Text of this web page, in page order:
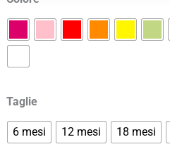
Taglie
6 mesi 12 mesi 18 mesi